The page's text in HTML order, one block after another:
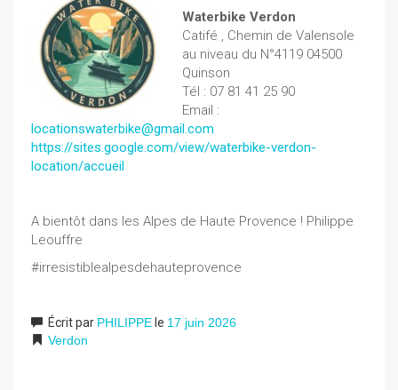
Waterbike Verdon
Catifé , Chemin de Valensole
au niveau du N°4119 04500
Quinson
Tél : 07 81 41 25 90
Email :
locationswaterbike@gmail.com
https://sites.google.com/view/waterbike-verdon-
location/accueil
A bientôt dans les Alpes de Haute Provence ! Philippe
Leouffre
#irresistiblealpesdehauteprovence
Écrit par PHILIPPE le 17 juin 2026
Verdon